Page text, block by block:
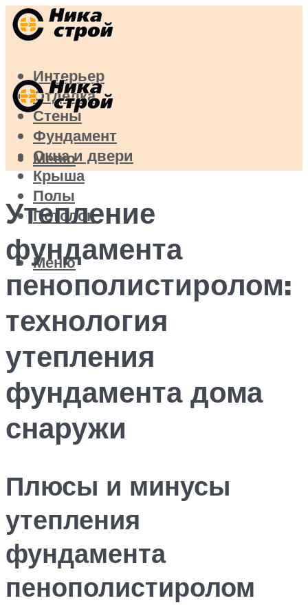
Интерьер
Отделка
Стены
Фундамент
Окна и двери
Крыша
Полы
Потолок
Меню
Меню
Утепление
фундамента
пенополистиролом:
технология
утепления
фундамента дома
снаружи
Плюсы и минусы
утепления
фундамента
пенополистиролом